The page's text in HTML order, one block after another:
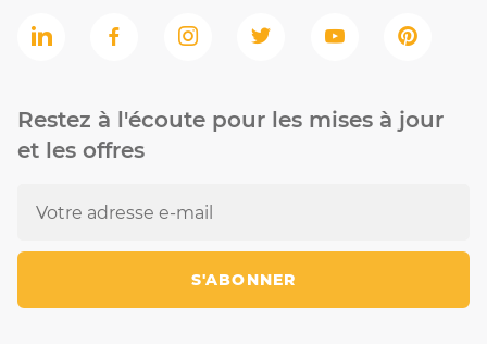
Restez à l'écoute pour les mises à jour
et les offres
S'ABONNER